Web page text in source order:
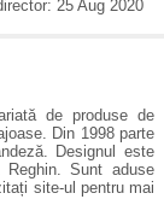
25 Aug 2020
de produse de
Din 1998 parte
Designul este
Sunt aduse
site-ul pentru mai